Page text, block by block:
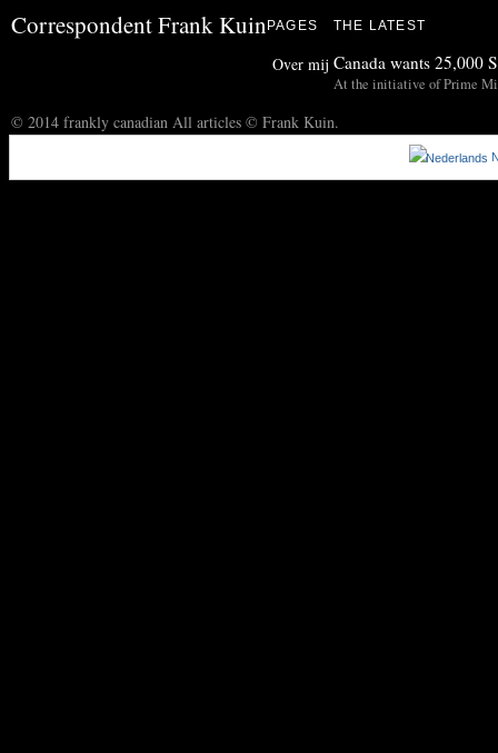
Correspondent Frank Kuin PAGES
Over mij
THE LATEST
Canada wants 25,000
At the initiative of Prime
© 2014 frankly canadian All articles © Frank Kuin.